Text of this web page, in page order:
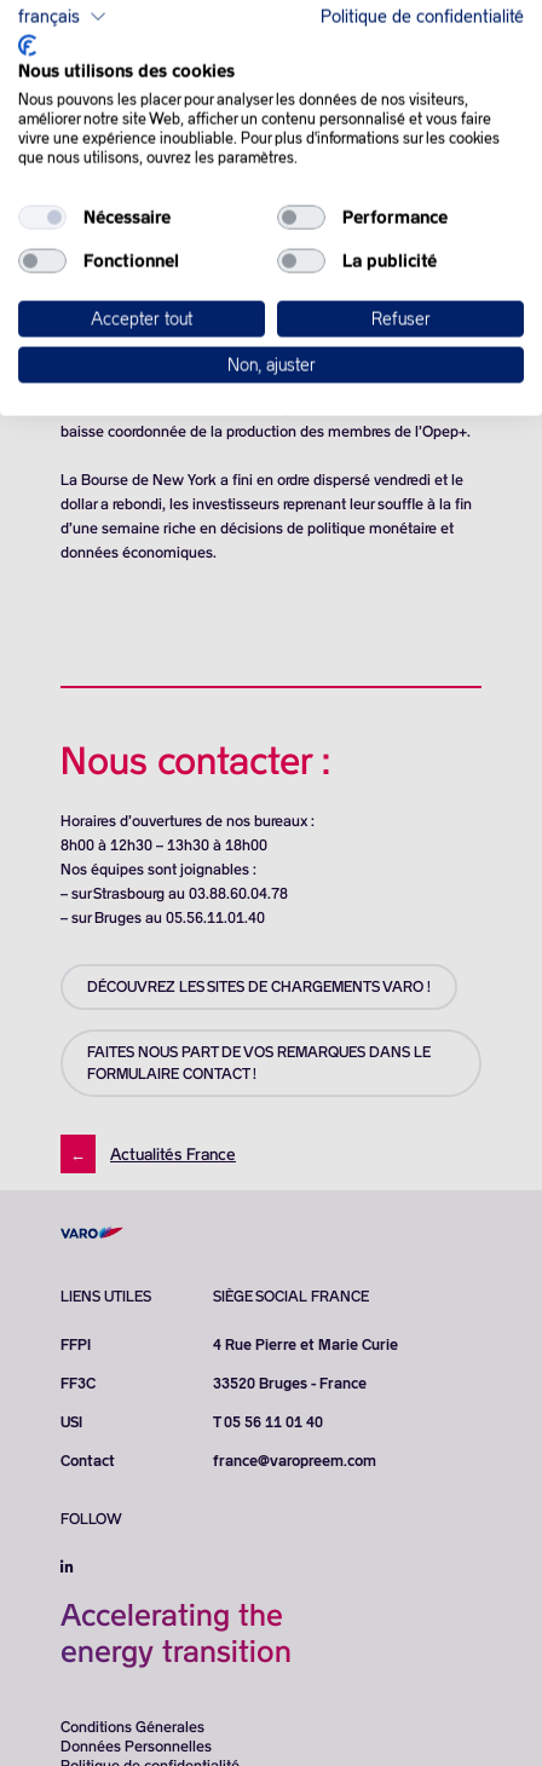
QUE SE PASSE-T-IL
DANS LE MONDE :
Les prix du pétrole ont terminé en très léger repli vendredi,
après une semaine très volatile pour les cours.
Le marché pétrolier remonte lundi après avoir touché la
baisse coordonnée de la production des membres de l’Opep+.
La Bourse de New York a fini en ordre dispersé vendredi et le
dollar a rebondi, les investisseurs reprenant leur souffle à la fin
d’une semaine riche en décisions de politique monétaire et
données économiques.
Nous contacter :
Horaires d’ouvertures de nos bureaux :
8h00 à 12h30 – 13h30 à 18h00
Nos équipes sont joignables :
– sur Strasbourg au 03.88.60.04.78
– sur Bruges au 05.56.11.01.40
DÉCOUVREZ LES SITES DE CHARGEMENTS VARO !
FAITES NOUS PART DE VOS REMARQUES DANS LE
FORMULAIRE CONTACT !
← Actualités France
LIENS UTILES
FFPI
FF3C
USI
Contact
SIÈGE SOCIAL FRANCE
4 Rue Pierre et Marie Curie
33520 Bruges - France
T 05 56 11 01 40
france@varopreem.com
FOLLOW
Accelerating the
energy transition
Conditions Génerales
Données Personnelles
français Politique de confidentialité
Nous utilisons des cookies
Nous pouvons les placer pour analyser les données de nos visiteurs,
améliorer notre site Web, afficher un contenu personnalisé et vous faire
vivre une expérience inoubliable. Pour plus d'informations sur les cookies
que nous utilisons, ouvrez les paramètres.
Nécessaire Performance
Fonctionnel La publicité
Accepter tout Refuser
Non, ajuster